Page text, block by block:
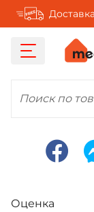
Поиск по
Оценка